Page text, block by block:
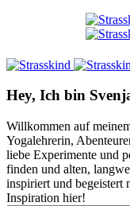
Hey, Ich bin
Willkommen auf
Yogalehrerin,
liebe Experimente und
finden und alten,
inspiriert und begeistert
Inspiration hier!